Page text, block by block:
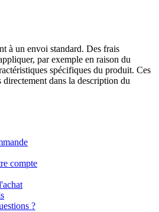
à un envoi standard. Des frais
par exemple en raison du
spécifiques du produit. Ces
dans la description du
compte
?